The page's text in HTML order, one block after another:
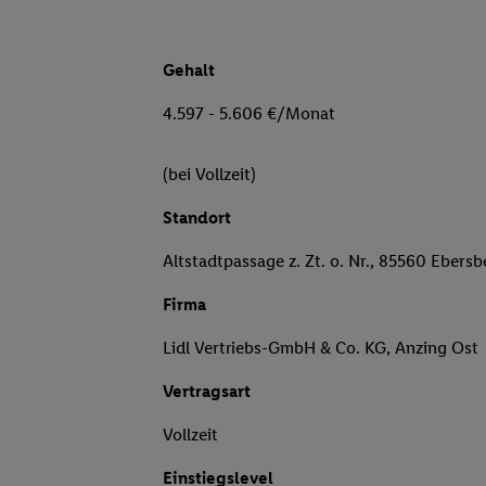
Gehalt
4.597 - 5.606 €/Monat
(bei Vollzeit)
Standort
Altstadtpassage z. Zt. o. Nr., 85560
Firma
Lidl Vertriebs-GmbH & Co. KG, Anzing Ost
Vertragsart
Vollzeit
Einstiegslevel